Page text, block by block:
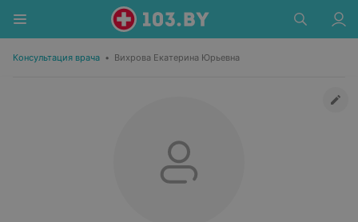
Консультация врача • Вихрова Екатерина Юрьевна